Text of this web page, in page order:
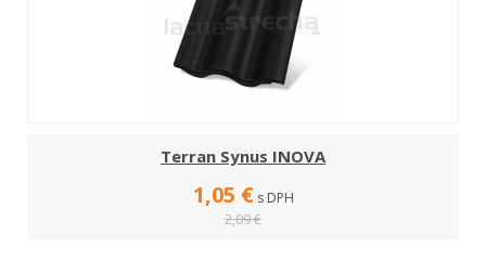
Terran Synus INOVA
1,05 € s DPH
2,09 €